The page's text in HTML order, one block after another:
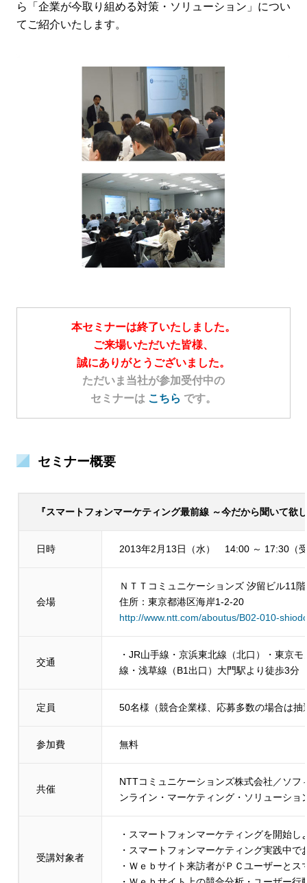
ら「企業が今取り組める対策・ソリューション」につい
てご紹介いたします。
本セミナーは終了いたしました。
ご来場いただいた皆様、
誠にありがとうございました。
ただいま当社が参加受付中の
セミナーは こちら です。
セミナー概要
『スマートフォンマーケティング最前線 ～今だから聞いて
日時 2013年2月13日（水） 14:00 ～ 17:30（
会場
ＮＴＴコミュニケーションズ 汐留ビル11
住所：東京都港区海岸1-2-20
http://www.ntt.com/aboutus/B02-010-
交通
・JR山手線・京浜東北線（北口）・東京
線・浅草線（B1出口）大門駅より徒歩3分
定員 50名様（競合企業様、応募多数の場合は
参加費 無料
共催
NTTコミュニケーションズ株式会社／ソ
ンライン・マーケティング・ソリューショ
受講対象者
・スマートフォンマーケティングを開始し
・スマートフォンマーケティング実践中で
・Ｗｅｂサイト来訪者がＰＣユーザーと